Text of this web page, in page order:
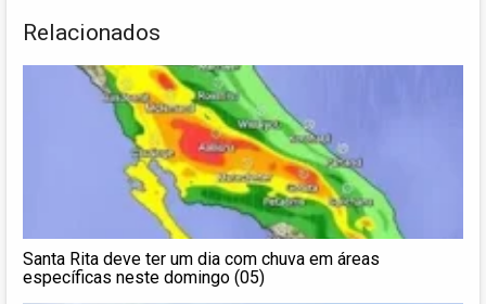
Relacionados
Santa Rita deve ter um dia com chuva em áreas
específicas neste domingo (05)